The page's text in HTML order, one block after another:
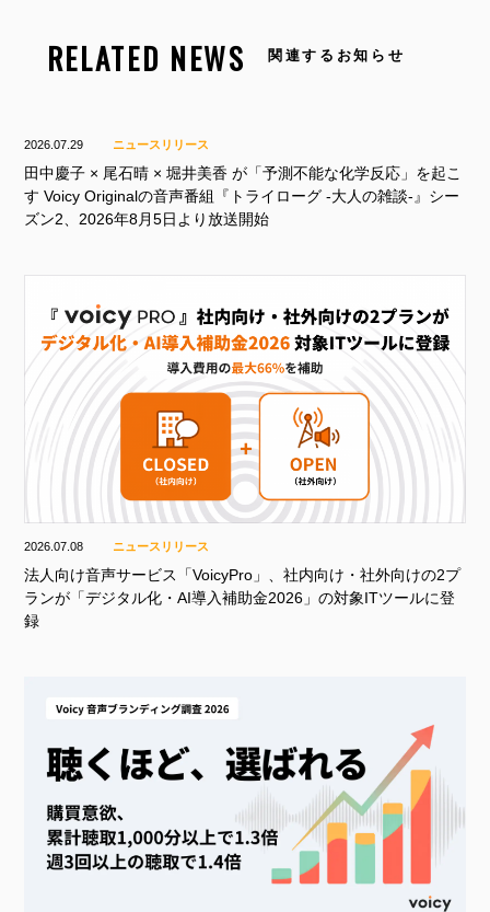
RELATED NEWS 関連するお知らせ
2026.07.29 ニュースリリース
田中慶子 × 尾石晴 × 堀井美香 が「予測不能な化学反応」を起こ
す Voicy Originalの音声番組『トライローグ -大人の雑談-』シー
ズン2、2026年8月5日より放送開始
2026.07.08 ニュースリリース
法人向け音声サービス「VoicyPro」、社内向け・社外向けの2プ
ランが「デジタル化・AI導入補助金2026」の対象ITツールに登
録